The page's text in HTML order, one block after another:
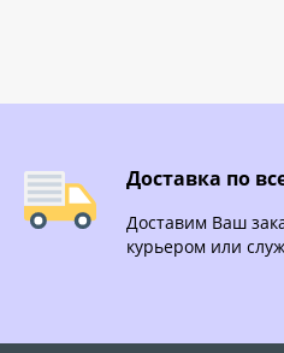
Доставка по
Доставим Ваш
курьером или